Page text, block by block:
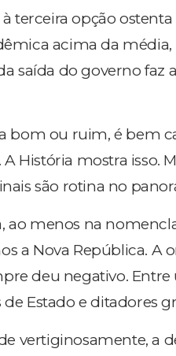
terceira opção
acima da
saída do governo faz
bom ou ruim, é bem
História mostra isso.
são rotina no
ao menos na
a Nova República. A
deu negativo.
Estado e ditadores
vertiginosamente, a